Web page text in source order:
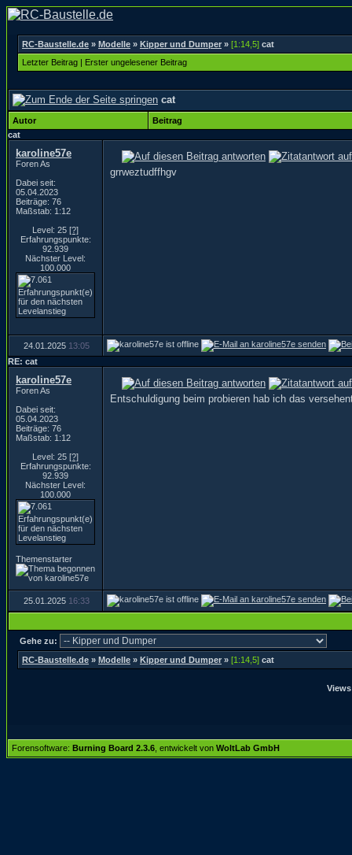
RC-Baustelle.de » Modelle » Kipper und Dumper » [1:14,5] cat
Letzter Beitrag | Erster ungelesener Beitrag
cat
Autor
Beitrag
cat
karoline57e
Foren As
Dabei seit:
05.04.2023
Beiträge: 76
Maßstab: 1:12
Level: 25 [?]
Erfahrungspunkte:
92.939
Nächster Level:
100.000
grrweztudffhgv
24.01.2025 13:05
RE: cat
karoline57e
Foren As
Dabei seit:
05.04.2023
Beiträge: 76
Maßstab: 1:12
Level: 25 [?]
Erfahrungspunkte:
92.939
Nächster Level:
100.000
Themenstarter
Entschuldigung beim probieren hab ich das
25.01.2025 16:33
Gehe zu:
RC-Baustelle.de » Modelle » Kipper und Dumper » [1:14,5] cat
Forensoftware: Burning Board 2.3.6 , entwickelt von WoltLab GmbH